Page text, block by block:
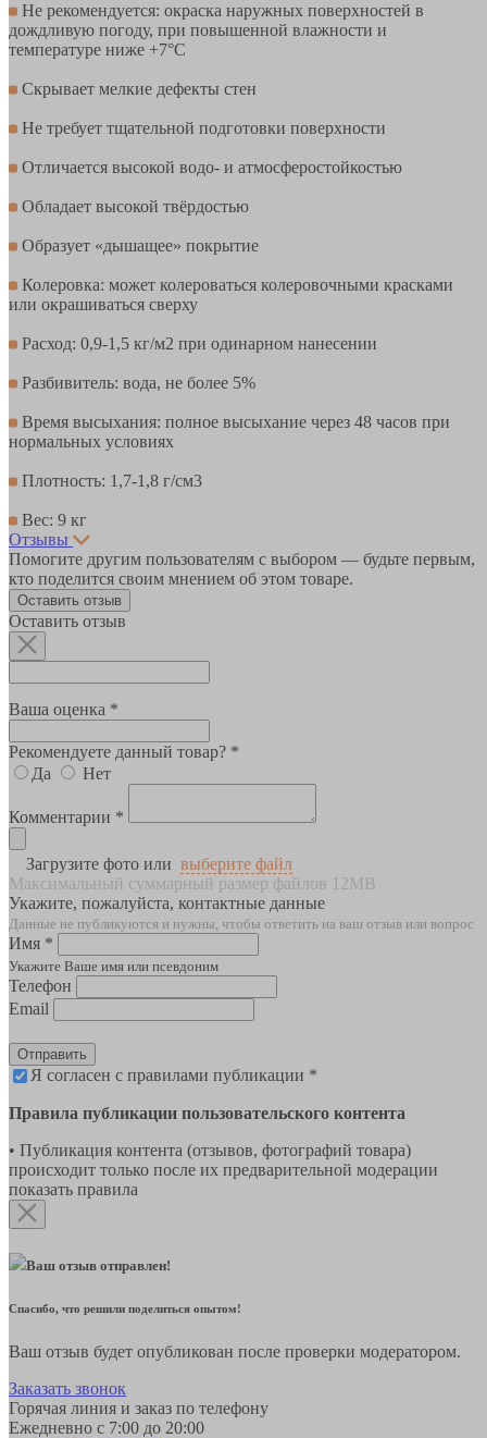
Не рекомендуется: окраска наружных поверхностей в
дождливую погоду, при повышенной влажности и
температуре ниже +7°С
Скрывает мелкие дефекты стен
Не требует тщательной подготовки поверхности
Отличается высокой водо- и атмосферостойкостью
Обладает высокой твёрдостью
Образует «дышащее» покрытие
Колеровка: может колероваться колеровочными красками
или окрашиваться сверху
Расход: 0,9-1,5 кг/м2 при одинарном нанесении
Разбивитель: вода, не более 5%
Время высыхания: полное высыхание через 48 часов при
нормальных условиях
Плотность: 1,7-1,8 г/см3
Вес: 9 кг
Отзывы
Помогите другим пользователям с выбором — будьте первым,
кто поделится своим мнением об этом товаре.
Оставить отзыв
Оставить отзыв
Ваша оценка *
Рекомендуете данный товар? *
Да
Нет
Комментарии *
Загрузите фото или выберите файл
Максимальный суммарный размер файлов 12MB
Укажите, пожалуйста, контактные данные
Данные не публикуются и нужны, чтобы ответить на ваш отзыв или вопрос
Имя *
Укажите Ваше имя или псевдоним
Телефон
Email
Отправить
Я согласен с правилами публикации *
Правила публикации пользовательского контента
• Публикация контента (отзывов, фотографий товара)
происходит только после их предварительной модерации
показать правила
Ваш отзыв отправлен!
Спасибо, что решили поделиться опытом!
Ваш отзыв будет опубликован после проверки модератором.
Заказать звонок
Горячая линия и заказ по телефону
Ежедневно с 7:00 до 20:00